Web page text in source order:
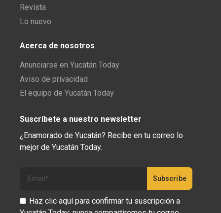
Revista
Lo nuevo
Acerca de nosotros
Anunciarse en Yucatán Today
Aviso de privacidad
El equipo de Yucatán Today
Suscríbete a nuestro newsletter
¿Enamorado de Yucatán? Recibe en tu correo lo
mejor de Yucatán Today.
Haz clic aquí para confirmar tu suscripción a